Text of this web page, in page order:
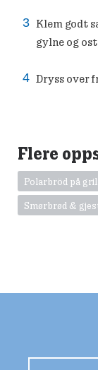
Klem godt
gylne og
Dryss over
Flere
Polarbröd på
Smørbrød &